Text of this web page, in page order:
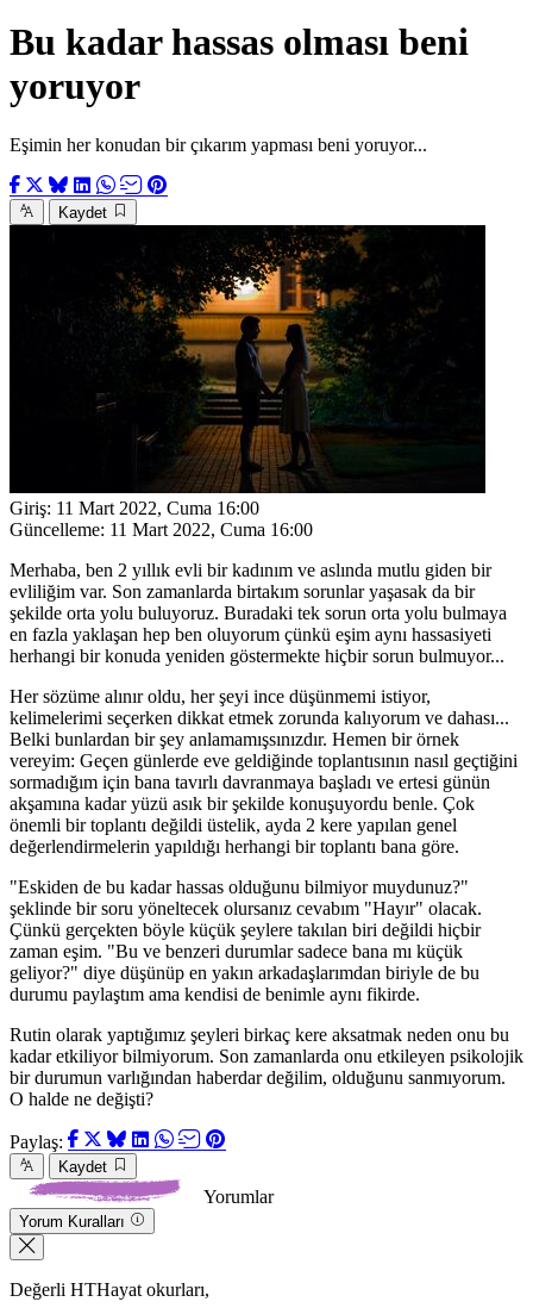
Bu kadar hassas olması beni
yoruyor
Eşimin her konudan bir çıkarım yapması beni yoruyor...
Kaydet
Giriş: 11 Mart 2022, Cuma 16:00
Güncelleme: 11 Mart 2022, Cuma 16:00
Merhaba, ben 2 yıllık evli bir kadınım ve aslında mutlu giden bir
evliliğim var. Son zamanlarda birtakım sorunlar yaşasak da bir
şekilde orta yolu buluyoruz. Buradaki tek sorun orta yolu bulmaya
en fazla yaklaşan hep ben oluyorum çünkü eşim aynı hassasiyeti
herhangi bir konuda yeniden göstermekte hiçbir sorun bulmuyor...
Her sözüme alınır oldu, her şeyi ince düşünmemi istiyor,
kelimelerimi seçerken dikkat etmek zorunda kalıyorum ve dahası...
Belki bunlardan bir şey anlamamışsınızdır. Hemen bir örnek
vereyim: Geçen günlerde eve geldiğinde toplantısının nasıl geçtiğini
sormadığım için bana tavırlı davranmaya başladı ve ertesi günün
akşamına kadar yüzü asık bir şekilde konuşuyordu benle. Çok
önemli bir toplantı değildi üstelik, ayda 2 kere yapılan genel
değerlendirmelerin yapıldığı herhangi bir toplantı bana göre.
"Eskiden de bu kadar hassas olduğunu bilmiyor muydunuz?"
şeklinde bir soru yöneltecek olursanız cevabım "Hayır" olacak.
Çünkü gerçekten böyle küçük şeylere takılan biri değildi hiçbir
zaman eşim. "Bu ve benzeri durumlar sadece bana mı küçük
geliyor?" diye düşünüp en yakın arkadaşlarımdan biriyle de bu
durumu paylaştım ama kendisi de benimle aynı fikirde.
Rutin olarak yaptığımız şeyleri birkaç kere aksatmak neden onu bu
kadar etkiliyor bilmiyorum. Son zamanlarda onu etkileyen psikolojik
bir durumun varlığından haberdar değilim, olduğunu sanmıyorum.
O halde ne değişti?
Paylaş:
Kaydet
Yorumlar
Yorum Kuralları
Değerli HTHayat okurları,